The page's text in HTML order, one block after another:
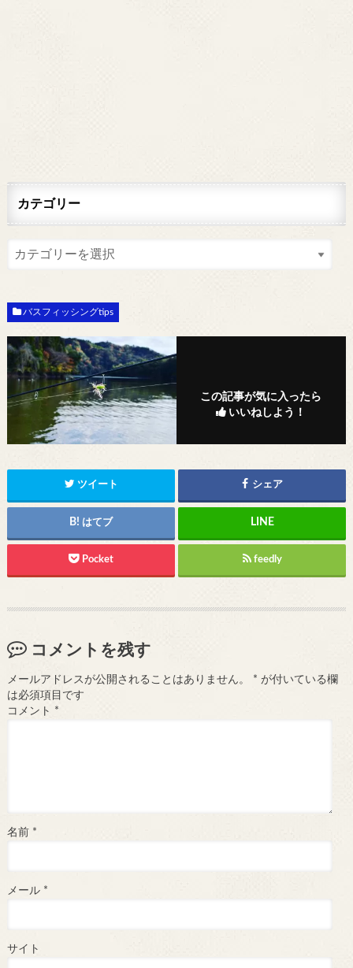
カテゴリー
バスフィッシングtips
この記事が気に入ったら
いいねしよう！
ツイート シェア
はてブ
Pocket feedly
コメントを残す
メールアドレスが公開されることはありません。 * が付いている欄
は必須項目です
コメント *
名前 *
メール *
サイト